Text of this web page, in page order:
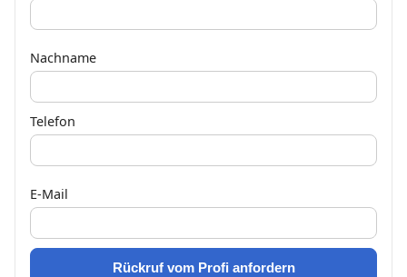
Nachname
Telefon
E-Mail
Rückruf vom Profi anfordern